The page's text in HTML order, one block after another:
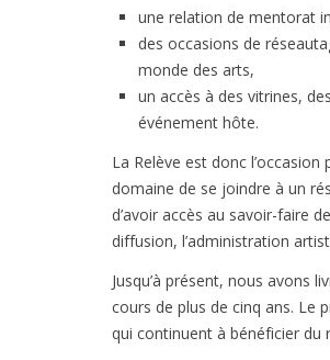
une relation de mentorat
des occasions de
monde des arts,
un accès à des vitrines,
événement hôte.
La Relève est donc
domaine de se joindre à un
d’avoir accès au savoir-faire
diffusion, l’administration
Jusqu’à présent, nous avons
cours de plus de cinq ans. Le
qui continuent à bénéficier du